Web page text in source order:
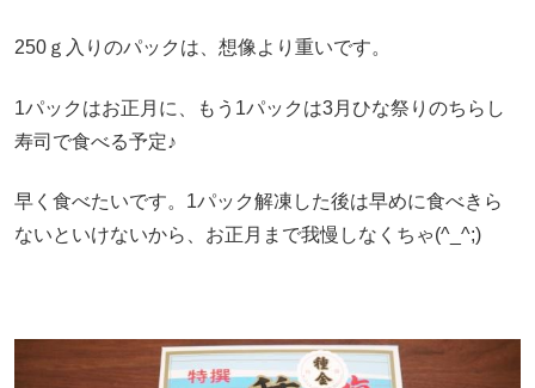
250ｇ入りのパックは、想像より重いです。
1パックはお正月に、もう1パックは3月ひな祭りのちらし
寿司で食べる予定♪
早く食べたいです。1パック解凍した後は早めに食べきら
ないといけないから、お正月まで我慢しなくちゃ(^_^;)